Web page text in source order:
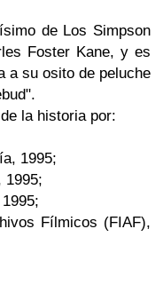
de Los Simpson
Foster Kane, y es
a su osito de peluche
.
la historia por:
1995;
1995;
Fílmicos (FIAF),